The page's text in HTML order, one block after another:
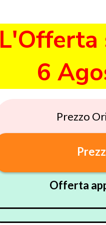
L'Offerta
6
Prezzo
Offerta